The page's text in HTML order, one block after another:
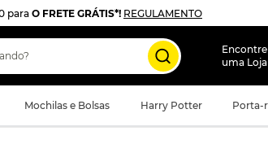
para O FRETE GRÁTIS*! REGULAMENTO
Encontre
uma Loja
Mochilas e Bolsas Harry Potter Porta-